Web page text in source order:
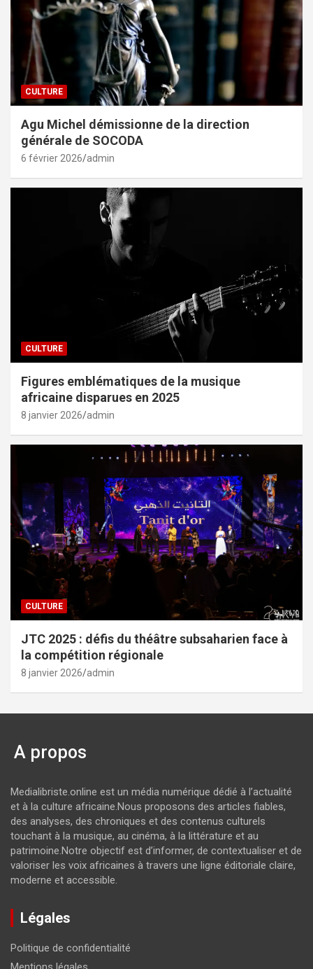
CULTURE
Agu Michel démissionne de la direction
générale de SOCODA
6 février 2026 admin
CULTURE
Figures emblématiques de la musique
africaine disparues en 2025
8 janvier 2026 admin
CULTURE
JTC 2025 : défis du théâtre subsaharien face à
la compétition régionale
8 janvier 2026 admin
A propos
Medialibriste.online est un média numérique dédié à l’actualité
et à la culture africaine.Nous proposons des articles fiables,
des analyses, des chroniques et des contenus culturels
touchant à la musique, au cinéma, à la littérature et au
patrimoine.Notre objectif est d’informer, de contextualiser et de
valoriser les voix africaines à travers une ligne éditoriale claire,
moderne et accessible.
Légales
Politique de confidentialité